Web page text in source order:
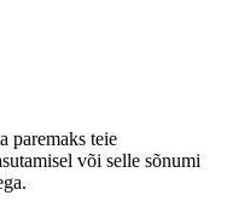
paremaks teie
või selle sõnumi